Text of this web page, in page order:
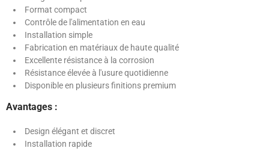
Format compact
Contrôle de l'alimentation en eau
Installation simple
Fabrication en matériaux de haute qualité
Excellente résistance à la corrosion
Résistance élevée à l'usure quotidienne
Disponible en plusieurs finitions premium
Avantages :
Design élégant et discret
Installation rapide